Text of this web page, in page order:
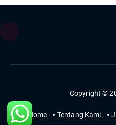
Copyright ©
Home Tentang Kami